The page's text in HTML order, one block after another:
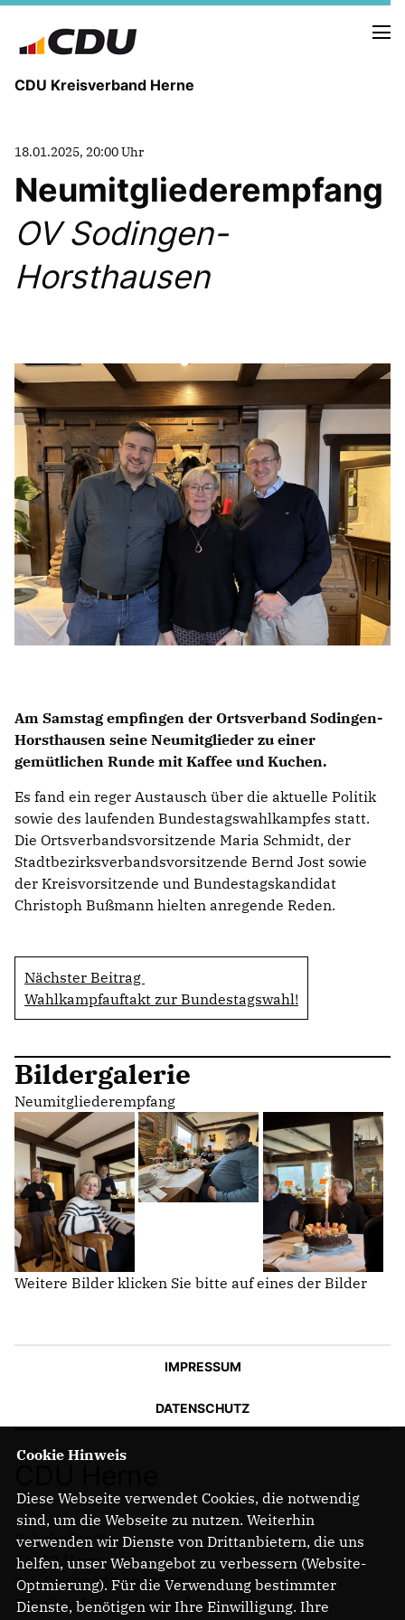
CDU Kreisverband Herne
ORTSVERBÄNDE
Fraktion
KREISGESCHÄFTSSTELLE
FOTOS
18.01.2025, 20:00 Uhr
Neumitgliederempfang
OV Sodingen-
Horsthausen
Am Samstag empfingen der Ortsverband Sodingen-
Horsthausen seine Neumitglieder zu einer
gemütlichen Runde mit Kaffee und Kuchen.
Es fand ein reger Austausch über die aktuelle Politik
sowie des laufenden Bundestagswahlkampfes statt.
Die Ortsverbandsvorsitzende Maria Schmidt, der
Stadtbezirksverbandsvorsitzende Bernd Jost sowie
der Kreisvorsitzende und Bundestagskandidat
Christoph Bußmann hielten anregende Reden.
Nächster Beitrag
Wahlkampfauftakt zur Bundestagswahl!
Bildergalerie
Neumitgliederempfang
Weitere Bilder klicken Sie bitte auf eines der Bilder
IMPRESSUM
DATENSCHUTZ
Bahnhofstr. 84
44623 Herne
Telefon: 02323 2043737
E-Mail: info@cdu-herne.de
Cookie Hinweis
Diese Webseite verwendet Cookies, die notwendig
sind, um die Webseite zu nutzen. Weiterhin
verwenden wir Dienste von Drittanbietern, die uns
helfen, unser Webangebot zu verbessern (Website-
Optmierung). Für die Verwendung bestimmter
Dienste, benötigen wir Ihre Einwilligung. Ihre